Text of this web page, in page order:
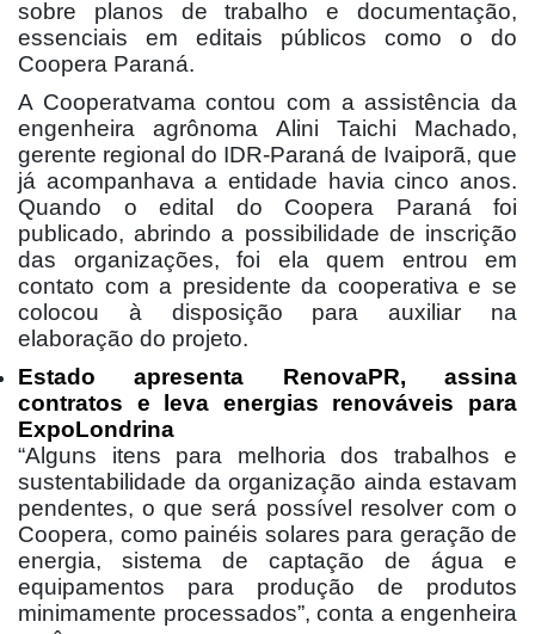
sobre planos de trabalho e documentação,
essenciais em editais públicos como o do
Coopera Paraná.
A Cooperatvama contou com a assistência da
engenheira agrônoma Alini Taichi Machado,
gerente regional do IDR-Paraná de Ivaiporã, que
já acompanhava a entidade havia cinco anos.
Quando o edital do Coopera Paraná foi
publicado, abrindo a possibilidade de inscrição
das organizações, foi ela quem entrou em
contato com a presidente da cooperativa e se
colocou à disposição para auxiliar na
elaboração do projeto.
Estado apresenta RenovaPR, assina
contratos e leva energias renováveis para
ExpoLondrina
“Alguns itens para melhoria dos trabalhos e
sustentabilidade da organização ainda estavam
pendentes, o que será possível resolver com o
Coopera, como painéis solares para geração de
energia, sistema de captação de água e
equipamentos para produção de produtos
minimamente processados”, conta a engenheira